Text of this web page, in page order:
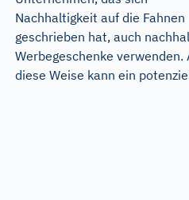
Nachhaltigkeit auf die Fahnen
geschrieben hat, auch
Werbegeschenke verwenden.
diese Weise kann ein